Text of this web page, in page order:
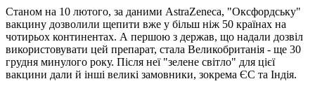
Станом на 10 лютого, за даними AstraZeneca, "Оксфордську"
вакцину дозволили щепити вже у більш ніж 50 країнах на
чотирьох континентах. А першою з держав, що надали дозвіл
використовувати цей препарат, стала Великобританія - ще 30
грудня минулого року. Після неї "зелене світло" для цієї
вакцини дали й інші великі замовники, зокрема ЄС та Індія.